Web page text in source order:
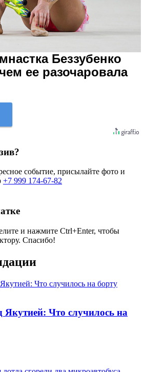
Беззубенко
ее разочаровала
событие, присылайте фото и
+7 999 174-67-82
и нажмите Ctrl+Enter, чтобы
Спасибо!
Якутией: Что случилось на